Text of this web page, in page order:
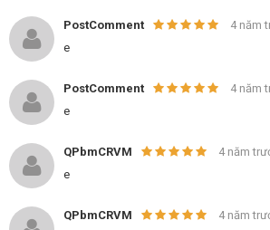
PostComment 4 năm
e
PostComment 4 năm
e
QPbmCRVM 4 năm
e
QPbmCRVM 4 năm